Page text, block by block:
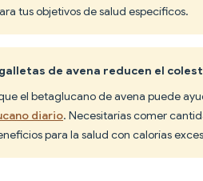
tus objetivos de salud específicos.
galletas de avena reducen el
el betaglucano de avena puede
diario. Necesitarías comer
para la salud con calorías